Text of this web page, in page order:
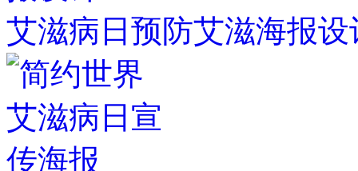
艾滋病日预防艾滋海报设